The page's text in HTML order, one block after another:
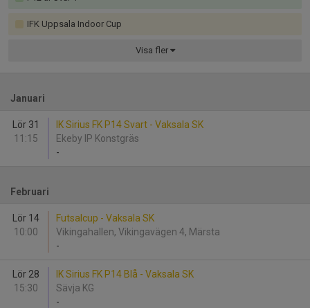
IFK Uppsala Indoor Cup
Visa fler
Januari
Lör 31
11:15
IK Sirius FK P14 Svart - Vaksala SK
Ekeby IP Konstgräs
-
Februari
Lör 14
10:00
Futsalcup - Vaksala SK
Vikingahallen, Vikingavägen 4, Märsta
-
Lör 28
15:30
IK Sirius FK P14 Blå - Vaksala SK
Sävja KG
-